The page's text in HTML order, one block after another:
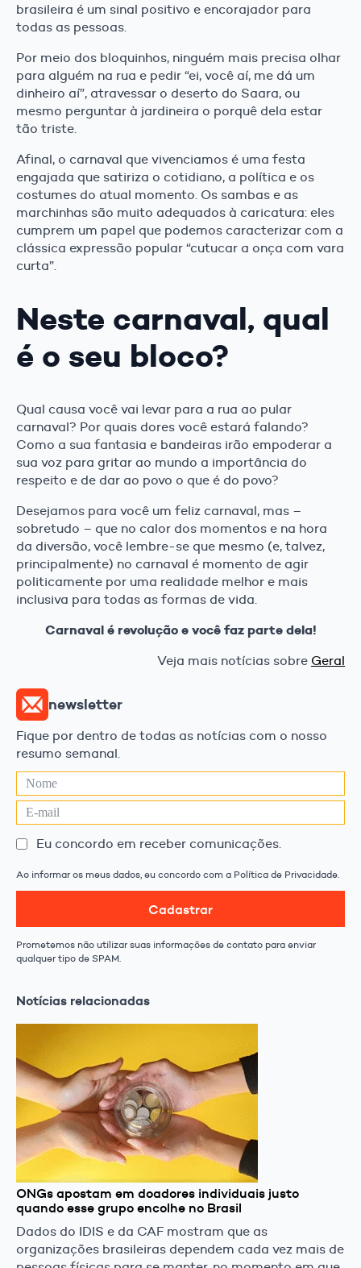
brasileira é um sinal positivo e encorajador para
todas as pessoas.
Por meio dos bloquinhos, ninguém mais precisa olhar
para alguém na rua e pedir “ei, você aí, me dá um
dinheiro aí”, atravessar o deserto do Saara, ou
mesmo perguntar à jardineira o porquê dela estar
tão triste.
Afinal, o carnaval que vivenciamos é uma festa
engajada que satiriza o cotidiano, a política e os
costumes do atual momento. Os sambas e as
marchinhas são muito adequados à caricatura: eles
cumprem um papel que podemos caracterizar com a
clássica expressão popular “cutucar a onça com vara
curta”.
Neste carnaval, qual
é o seu bloco?
Qual causa você vai levar para a rua ao pular
carnaval? Por quais dores você estará falando?
Como a sua fantasia e bandeiras irão empoderar a
sua voz para gritar ao mundo a importância do
respeito e de dar ao povo o que é do povo?
Desejamos para você um feliz carnaval, mas –
sobretudo – que no calor dos momentos e na hora
da diversão, você lembre-se que mesmo (e, talvez,
principalmente) no carnaval é momento de agir
politicamente por uma realidade melhor e mais
inclusiva para todas as formas de vida.
Carnaval é revolução e você faz parte dela!
Veja mais notícias sobre Geral
newsletter
Fique por dentro de todas as notícias com o nosso
resumo semanal.
Eu concordo em receber comunicações.
Ao informar os meus dados, eu concordo com a Política de Privacidade.
Cadastrar
Prometemos não utilizar suas informações de contato para enviar
qualquer tipo de SPAM.
Notícias relacionadas
ONGs apostam em doadores individuais justo
quando esse grupo encolhe no Brasil
Dados do IDIS e da CAF mostram que as
organizações brasileiras dependem cada vez mais de